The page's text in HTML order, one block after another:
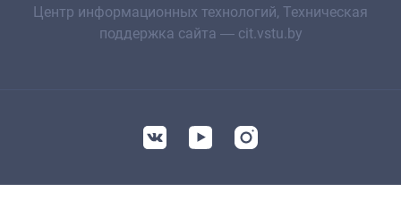
Центр информационных технологий, Техническая
поддержка сайта — cit.vstu.by